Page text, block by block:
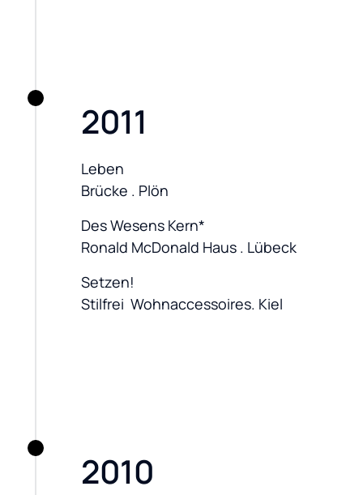
2011
Leben
Brücke . Plön
Des Wesens Kern*
Ronald McDonald Haus . Lübeck
Setzen!
Stilfrei  Wohnaccessoires. Kiel
2010